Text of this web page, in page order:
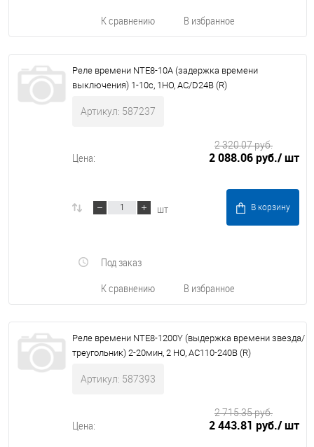
К сравнению В избранное
Реле времени NTE8-10А (задержка времени
выключения) 1-10с, 1НО, AC/D24В (R)
Артикул: 587237
Цена: 2 088.06 руб./ шт
2 320.07 руб.
шт В корзину
К сравнению В избранное
Под заказ
Реле времени NTE8-1200Y (выдержка времени звезда/
треугольник) 2-20мин, 2 НО, AC110-240В (R)
Артикул: 587393
Цена: 2 443.81 руб./ шт
2 715.35 руб.